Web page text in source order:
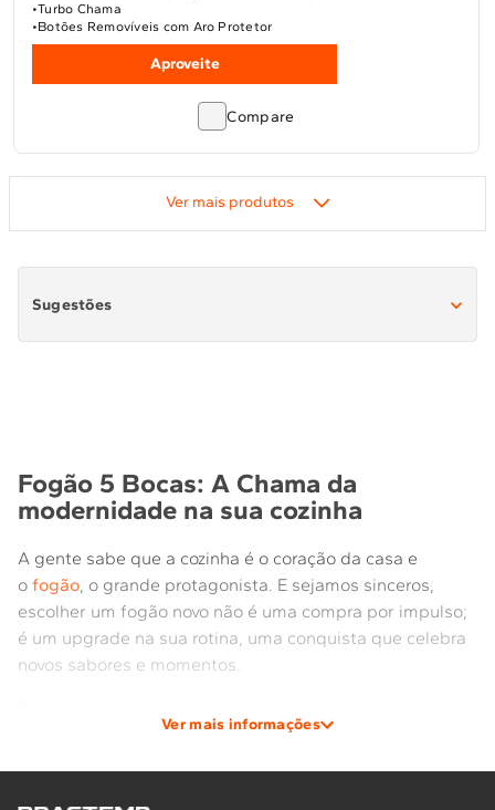
Turbo Chama
Botões Removíveis com Aro Protetor
Aproveite
Compare
Sugestões
Fogão 5 Bocas: A Chama da
modernidade na sua cozinha
A gente sabe que a cozinha é o coração da casa e
o fogão, o grande protagonista. E sejamos sinceros,
escolher um fogão novo não é uma compra por impulso;
é um upgrade na sua rotina, uma conquista que celebra
novos sabores e momentos.
impressiona, um fogão 5 bocas é a escolha que vira o
Ver mais informações